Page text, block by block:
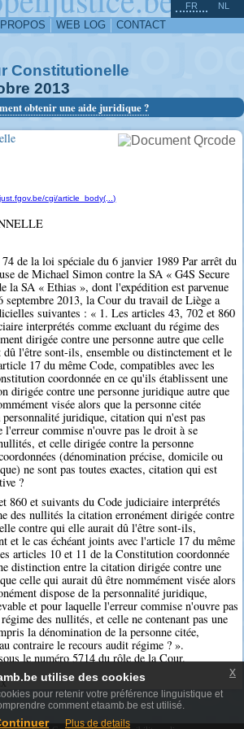
WEB LOG CONTACT
FR NL
Constitutionelle
2013
obtenir une aide juridique ?
cgi/article_body(...)
de la loi spéciale du 6 janvier 1989 Par arrêt du
de Michael Simon contre la SA « G4S Secure
la SA « Ethias », dont l'expédition est parvenue
septembre 2013, la Cour du travail de Liège a
suivantes : « 1. Les articles 43, 702 et 860
interprétés comme excluant du régime des
dirigée contre une personne autre que celle
l'être sont-ils, ensemble ou distinctement et le
17 du même Code, compatibles avec les
coordonnée en ce qu'ils établissent une
dirigée contre une personne juridique autre que
visée alors que la personne citée
personnalité juridique, citation qui n'est pas
l'erreur commise n'ouvre pas le droit à se
et celle dirigée contre la personne
(dénomination précise, domicile ou
ne sont pas toutes exactes, citation qui est
?
860 et suivants du Code judiciaire interprétés
des nullités la citation erronément dirigée contre
contre qui elle aurait dû l'être sont-ils,
et le cas échéant joints avec l'article 17 du même
articles 10 et 11 de la Constitution coordonnée
distinction entre la citation dirigée contre une
celle qui aurait dû être nommément visée alors
dispose de la personnalité juridique,
et pour laquelle l'erreur commise n'ouvre pas
des nullités, et celle ne contenant pas une
la dénomination de la personne citée,
contraire le recours audit régime ? ».
le numéro 5714 du rôle de la Cour.
^
utilise des cookies
pour retenir votre préférence linguistique et
comment etaamb.be est utilisé.
Plus de details
x